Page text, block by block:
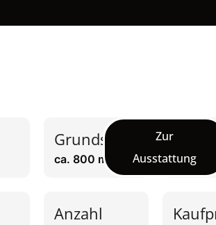
Grundstück
ca. 800 m² 4
Anzahl
Zur
Ausstattung